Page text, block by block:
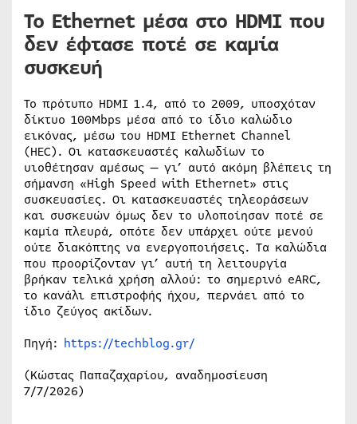
Το Ethernet μέσα στο HDMI που
δεν έφτασε ποτέ σε καμία
συσκευή
Το πρότυπο HDMI 1.4, από το 2009, υποσχόταν
δίκτυο 100Mbps μέσα από το ίδιο καλώδιο
εικόνας, μέσω του HDMI Ethernet Channel
(HEC). Οι κατασκευαστές καλωδίων το
υιοθέτησαν αμέσως — γι’ αυτό ακόμη βλέπεις τη
σήμανση «High Speed with Ethernet» στις
συσκευασίες. Οι κατασκευαστές τηλεοράσεων
και συσκευών όμως δεν το υλοποίησαν ποτέ σε
καμία πλευρά, οπότε δεν υπάρχει ούτε μενού
ούτε διακόπτης να ενεργοποιήσεις. Τα καλώδια
που προορίζονταν γι’ αυτή τη λειτουργία
βρήκαν τελικά χρήση αλλού: το σημερινό eARC,
το κανάλι επιστροφής ήχου, περνάει από το
ίδιο ζεύγος ακίδων.
Πηγή: https://techblog.gr/
(Κώστας Παπαζαχαρίου, αναδημοσίευση
7/7/2026)